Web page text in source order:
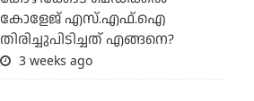
കോളേജ് എസ്.എഫ്.ഐ
തിരിച്ചുപിടിച്ചത് എങ്ങനെ?
3 weeks ago